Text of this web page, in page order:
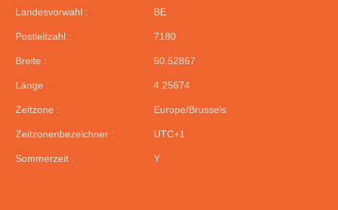
Landesvorwahl : BE
Postleitzahl : 7180
Breite : 50.52867
Länge : 4.25674
Zeitzone : Europe/Brussels
Zeitzonenbezeichner : UTC+1
Sommerzeit : Y